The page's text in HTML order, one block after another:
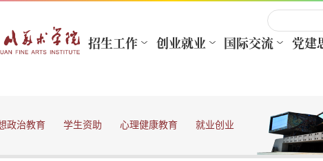
政治教育 学生资助 心理健康教育 就业创业